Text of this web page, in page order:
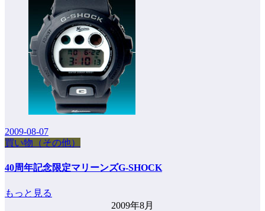
2009-08-07
買い物（その他）
40周年記念限定マリーンズG-SHOCK
もっと見る
2009年8月